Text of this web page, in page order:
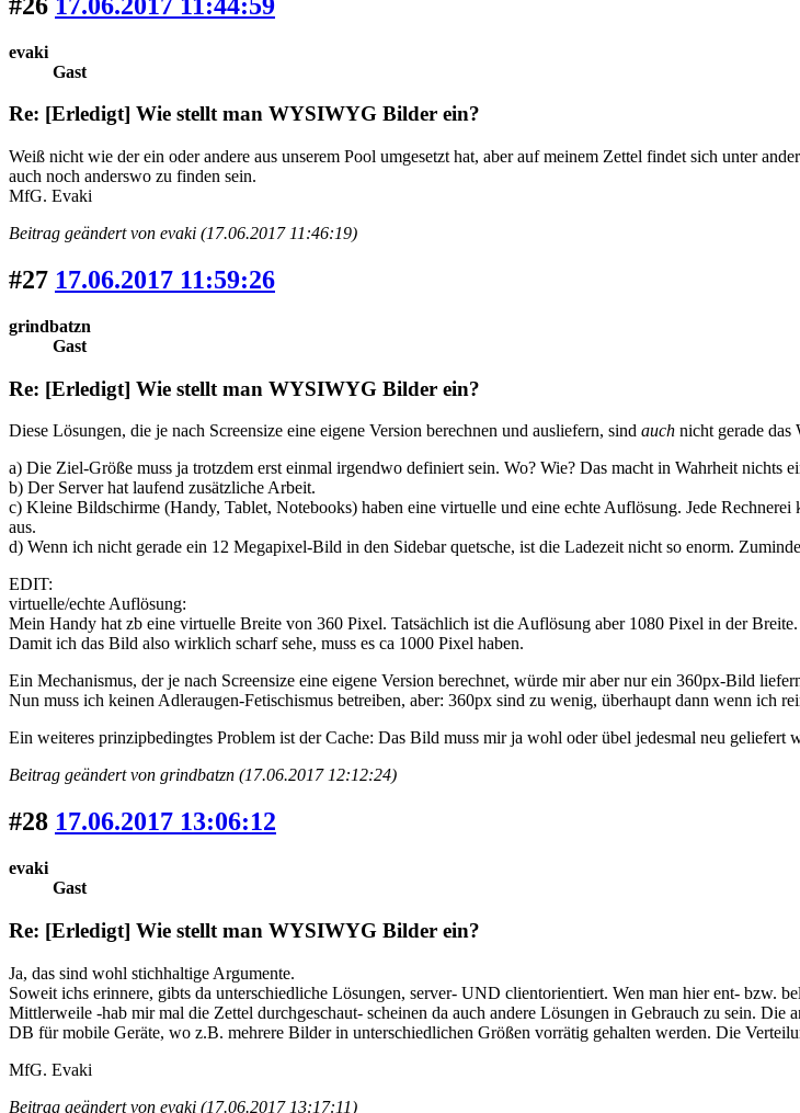
evaki
Gast
Re: [Erledigt] Wie stellt man WYSIWYG Bilder ein?
Weiß nicht wie der ein oder andere aus unserem Pool umgesetzt hat, aber auf meinem Zettel findet sich unter
auch noch anderswo zu finden sein.
MfG. Evaki
Beitrag geändert von evaki (17.06.2017 11:46:19)
#27 17.06.2017 11:59:26
grindbatzn
Gast
Re: [Erledigt] Wie stellt man WYSIWYG Bilder ein?
Diese Lösungen, die je nach Screensize eine eigene Version berechnen und ausliefern, sind auch nicht gerade das
a) Die Ziel-Größe muss ja trotzdem erst einmal irgendwo definiert sein. Wo? Wie? Das macht in Wahrheit nichts
b) Der Server hat laufend zusätzliche Arbeit.
c) Kleine Bildschirme (Handy, Tablet, Notebooks) haben eine virtuelle und eine echte Auflösung. Jede
aus.
d) Wenn ich nicht gerade ein 12 Megapixel-Bild in den Sidebar quetsche, ist die Ladezeit nicht so enorm.
EDIT:
virtuelle/echte Auflösung:
Mein Handy hat zb eine virtuelle Breite von 360 Pixel. Tatsächlich ist die Auflösung aber 1080 Pixel in der Breite.
Damit ich das Bild also wirklich scharf sehe, muss es ca 1000 Pixel haben.
Ein Mechanismus, der je nach Screensize eine eigene Version berechnet, würde mir aber nur ein 360px-Bild
Nun muss ich keinen Adleraugen-Fetischismus betreiben, aber: 360px sind zu wenig, überhaupt dann wenn ich
Ein weiteres prinzipbedingtes Problem ist der Cache: Das Bild muss mir ja wohl oder übel jedesmal neu geliefert
Beitrag geändert von grindbatzn (17.06.2017 12:12:24)
#28 17.06.2017 13:06:12
evaki
Gast
Re: [Erledigt] Wie stellt man WYSIWYG Bilder ein?
Ja, das sind wohl stichhaltige Argumente.
Soweit ichs erinnere, gibts da unterschiedliche Lösungen, server- UND clientorientiert. Wen man hier ent- bzw.
Mittlerweile -hab mir mal die Zettel durchgeschaut- scheinen da auch andere Lösungen in Gebrauch zu sein.
DB für mobile Geräte, wo z.B. mehrere Bilder in unterschiedlichen Größen vorrätig gehalten werden. Die
MfG. Evaki
Beitrag geändert von evaki (17.06.2017 13:17:11)